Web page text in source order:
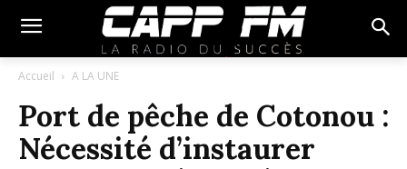
Accueil A LA UNE
Port de pêche de Cotonou :
Nécessité d’instaurer